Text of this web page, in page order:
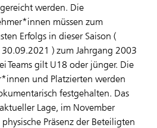
werden. Die
müssen zum
Erfolgs in dieser Saison (
) zum Jahrgang 2003
Teams gilt U18 oder jünger. Die
und Platzierten werden
festgehalten. Das
Lage, im November
Präsenz der Beteiligten